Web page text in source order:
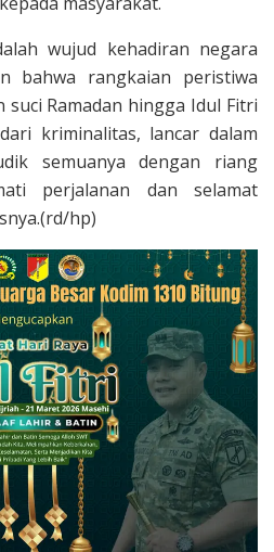
wujud kehadiran negara
bahwa rangkaian peristiwa
Ramadan hingga Idul Fitri
kriminalitas, lancar dalam
semuanya dengan riang
perjalanan dan selamat
hp)